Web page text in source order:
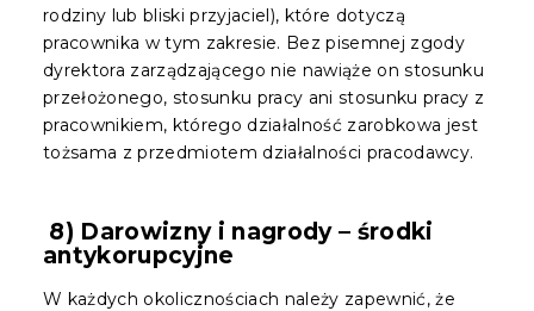
rodziny lub bliski przyjaciel), które dotyczą
pracownika w tym zakresie. Bez pisemnej zgody
dyrektora zarządzającego nie nawiąże on stosunku
przełożonego, stosunku pracy ani stosunku pracy z
pracownikiem, którego działalność zarobkowa jest
tożsama z przedmiotem działalności pracodawcy.
8) Darowizny i nagrody – środki
antykorupcyjne
W każdych okolicznościach należy zapewnić, że